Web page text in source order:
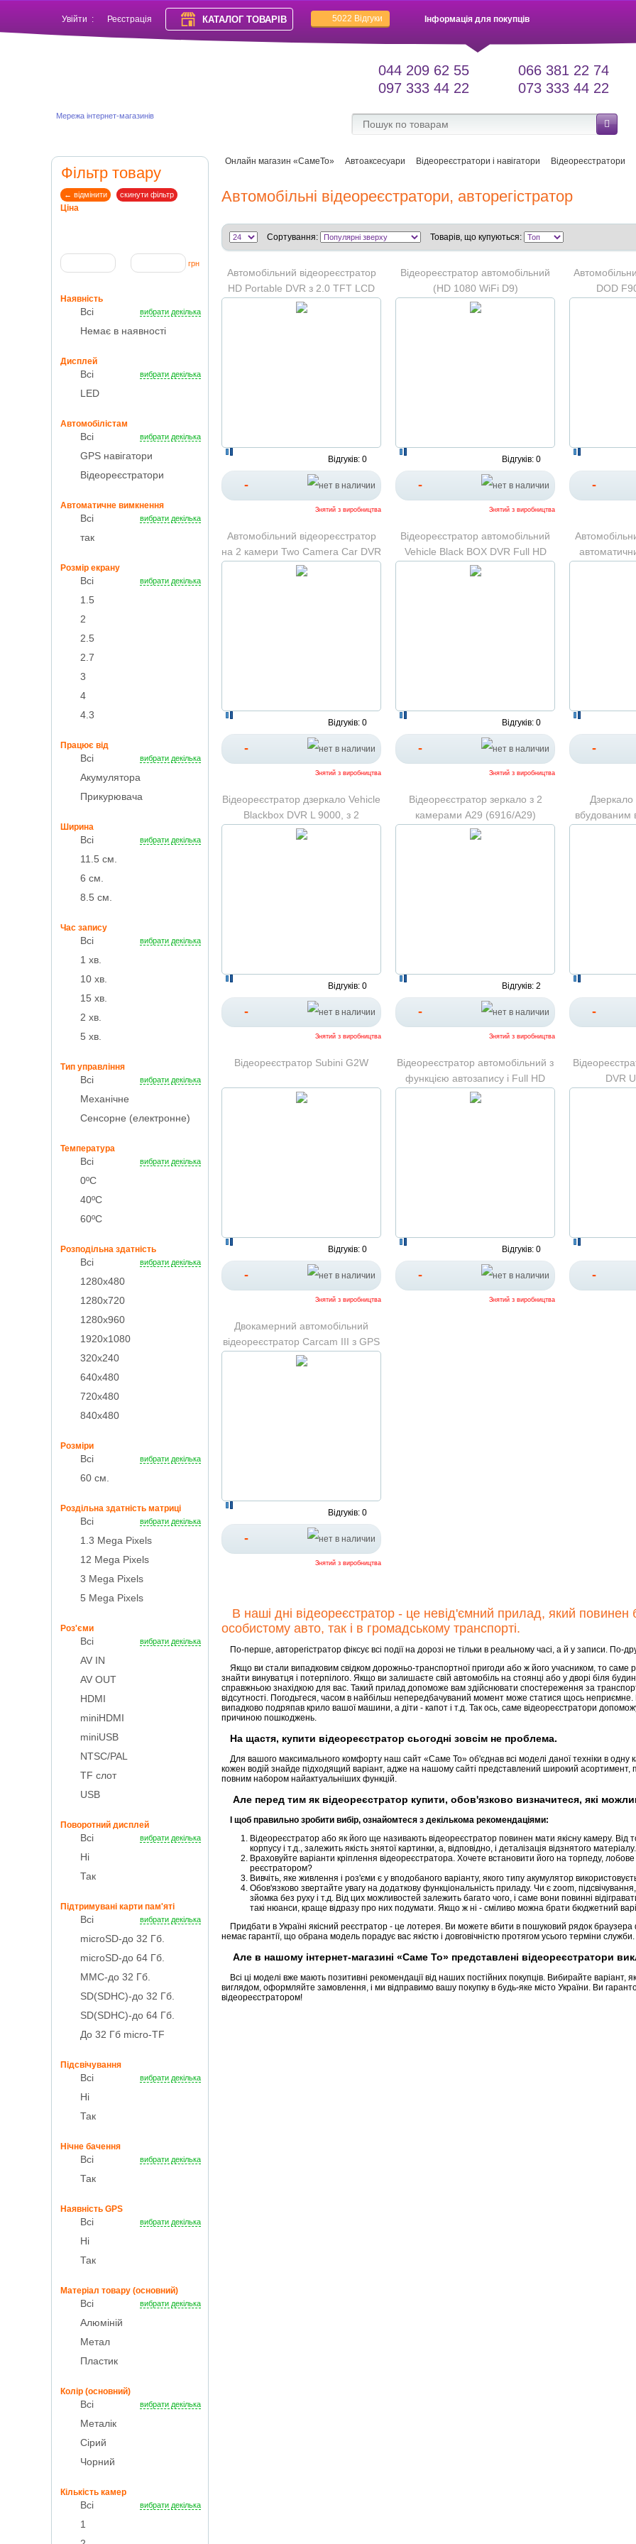
Увійти : Реєстрація КАТАЛОГ ТОВАРІВ 5022 Відгуки Інформація для покупців
Мережа інтернет-магазинів
044 209 62 55
097 333 44 22
066 381 22 74
073 333 44 22
Фільтр товару
← відмінити скинути фільтр
Ціна
грн
Наявність
Всі вибрати декілька
Немає в наявності
Дисплей
Всі вибрати декілька
LED
Автомобілістам
Всі вибрати декілька
GPS навігатори
Відеореєстратори
Автоматичне вимкнення
Всі вибрати декілька
так
Розмір екрану
Всі вибрати декілька
1.5
2
2.5
2.7
3
4
4.3
Працює від
Всі вибрати декілька
Акумулятора
Прикурювача
Ширина
Всі вибрати декілька
11.5 см.
6 см.
8.5 см.
Час запису
Всі вибрати декілька
1 хв.
10 хв.
15 хв.
2 хв.
5 хв.
Тип управління
Всі вибрати декілька
Механічне
Сенсорне (електронне)
Температура
Всі вибрати декілька
0ºC
40ºC
60ºC
Розподільна здатність
Всі вибрати декілька
1280x480
1280x720
1280х960
1920x1080
320х240
640х480
720х480
840х480
Розміри
Всі вибрати декілька
60 см.
Роздільна здатність матриці
Всі вибрати декілька
1.3 Mega Pixels
12 Mega Pixels
3 Mega Pixels
5 Mega Pixels
Роз'єми
Всі вибрати декілька
AV IN
AV OUT
HDMI
miniHDMI
miniUSB
NTSC/PAL
TF слот
USB
Поворотний дисплей
Всі вибрати декілька
Ні
Так
Підтримувані карти пам'яті
Всі вибрати декілька
microSD-до 32 Гб.
microSD-до 64 Гб.
MMC-до 32 Гб.
SD(SDHC)-до 32 Гб.
SD(SDHC)-до 64 Гб.
До 32 Гб micro-TF
Підсвічування
Всі вибрати декілька
Ні
Так
Нічне бачення
Всі вибрати декілька
Так
Наявність GPS
Всі вибрати декілька
Ні
Так
Матеріал товару (основний)
Всі вибрати декілька
Алюміній
Метал
Пластик
Колір (основний)
Всі вибрати декілька
Металік
Сірий
Чорний
Кількість камер
Всі вибрати декілька
1
Онлайн магазин «СамеТо» Автоаксесуари Відеореєстратори і навігатори Відеореєстратори
Автомобільні відеореєстратори, авторегістратор
Сортування: Товарів, що купуються:
Автомобільний відеореєстратор
HD Portable DVR з 2.0 TFT LCD
Відгуків: 0
-
Знятий з виробництва
Відеореєстратор автомобільний
(HD 1080 WiFi D9)
авторегістратор
Відгуків: 0
-
Знятий з виробництва
DOD
-
Автомобільний відеореєстратор
на 2 камери Two Camera Car DVR
Відгуків: 0
-
Знятий з виробництва
Відеореєстратор автомобільний
Vehicle Black BOX DVR Full HD
Відгуків: 0
-
Знятий з виробництва
-
Відеореєстратор дзеркало Vehicle
Blackbox DVR L 9000, з 2
камерами
Відгуків: 0
-
Знятий з виробництва
Відеореєстратор зеркало з 2
камерами А29 (6916/А29)
Відгуків: 2
-
Знятий з виробництва
Дзеркало
вбудованим
Rear-View
-
Відеореєстратор Subini G2W
Відгуків: 0
-
Знятий з виробництва
Відеореєстратор автомобільний з
функцією автозапису і Full HD
1080p DVR CT 503
Відгуків: 0
-
Знятий з виробництва
DVR
-
Двокамерний автомобільний
відеореєстратор Carcam III з GPS
Відгуків: 0
-
Знятий з виробництва
В наші дні відеореєстратор - це невід'ємний прилад, який повинен
особистому авто, так і в громадському транспорті.
По-перше, авторегістратор фіксує всі події на дорозі не тільки в реальному часі, а й у записи. По-
Якщо ви стали випадковим свідком дорожньо-транспортної пригоди або ж його учасником, то саме
знайти винуватця і потерпілого. Якщо ви залишаєте свій автомобіль на стоянці або у дворі біля
справжньою знахідкою для вас. Такий прилад допоможе вам здійснювати спостереження за
відсутності. Погодьтеся, часом в найбільш непередбачуваний момент може статися щось
випадково подряпав крило вашої машини, а діти - капот і т.д. Так ось, саме відеореєстратори
причиною пошкоджень.
На щастя, купити відеореєстратор сьогодні зовсім не проблема.
Для вашого максимального комфорту наш сайт «Саме То» об'єднав всі моделі даної техніки в одну
кожен водій знайде підходящий варіант, адже на нашому сайті представлений широкий
повним набором найактуальніших функцій.
Але перед тим як відеореєстратор купити, обов'язково визначитеся, які
І щоб правильно зробити вибір, ознайомтеся з декількома рекомендаціями:
Відеореєстратор або як його ще називають відеореєстратор повинен мати якісну камеру.
корпусу і т.д., залежить якість знятої картинки, а, відповідно, і деталізація відзнятого матеріалу.
Враховуйте варіанти кріплення відеореєстратора. Хочете встановити його на торпеду,
реєстратором?
Вивчіть, яке живлення і роз'єми є у вподобаного варіанту, якого типу акумулятор
Обов'язково звертайте увагу на додаткову функціональність приладу. Чи є zoom,
зйомка без руху і т.д. Від цих можливостей залежить багато чого, і саме вони повинні
такі нюанси, краще відразу про них подумати. Якщо ж ні - сміливо можна брати бюджетний
Придбати в Україні якісний реєстратор - це лотерея. Ви можете вбити в пошуковий рядок браузера
немає гарантії, що обрана модель порадує вас якістю і довговічністю протягом усього терміни служби.
Але в нашому інтернет-магазині «Саме То» представлені відеореєстратори
Всі ці моделі вже мають позитивні рекомендації від наших постійних покупців. Вибирайте варіант,
виглядом, оформляйте замовлення, і ми відправимо вашу покупку в будь-яке місто України. Ви
відеореєстратором!